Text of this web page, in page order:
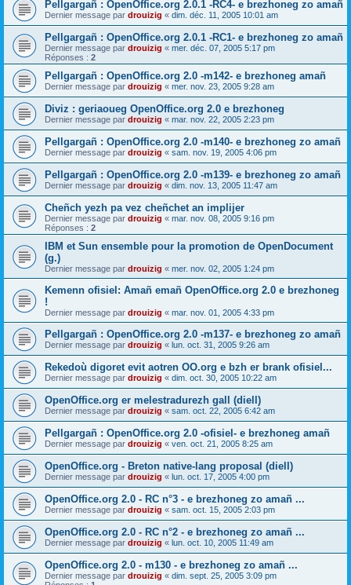
Pellgargañ : OpenOffice.org 2.0.1 -RC4- e brezhoneg zo amañ
Dernier message par drouizig « dim. déc. 11, 2005 10:01 am
Pellgargañ : OpenOffice.org 2.0.1 -RC1- e brezhoneg zo amañ
Dernier message par drouizig « mer. déc. 07, 2005 5:17 pm
Réponses : 2
Pellgargañ : OpenOffice.org 2.0 -m142- e brezhoneg amañ
Dernier message par drouizig « mer. nov. 23, 2005 9:28 am
Diviz : geriaoueg OpenOffice.org 2.0 e brezhoneg
Dernier message par drouizig « mar. nov. 22, 2005 2:23 pm
Pellgargañ : OpenOffice.org 2.0 -m140- e brezhoneg zo amañ
Dernier message par drouizig « sam. nov. 19, 2005 4:06 pm
Pellgargañ : OpenOffice.org 2.0 -m139- e brezhoneg zo amañ
Dernier message par drouizig « dim. nov. 13, 2005 11:47 am
Cheñch yezh pa vez cheñchet an implijer
Dernier message par drouizig « mar. nov. 08, 2005 9:16 pm
Réponses : 2
IBM et Sun ensemble pour la promotion de OpenDocument
(g.)
Dernier message par drouizig « mer. nov. 02, 2005 1:24 pm
Kemenn ofisiel: Amañ emañ OpenOffice.org 2.0 e brezhoneg
!
Dernier message par drouizig « mar. nov. 01, 2005 4:33 pm
Pellgargañ : OpenOffice.org 2.0 -m137- e brezhoneg zo amañ
Dernier message par drouizig « lun. oct. 31, 2005 9:26 am
Rekedoù digoret evit aotren OO.org e bzh er brank ofisiel...
Dernier message par drouizig « dim. oct. 30, 2005 10:22 am
OpenOffice.org er melestradurezh gall (diell)
Dernier message par drouizig « sam. oct. 22, 2005 6:42 am
Pellgargañ : OpenOffice.org 2.0 -ofisiel- e brezhoneg amañ
Dernier message par drouizig « ven. oct. 21, 2005 8:25 am
OpenOffice.org - Breton native-lang proposal (diell)
Dernier message par drouizig « lun. oct. 17, 2005 4:00 pm
OpenOffice.org 2.0 - RC n°3 - e brezhoneg zo amañ ...
Dernier message par drouizig « sam. oct. 15, 2005 2:03 pm
OpenOffice.org 2.0 - RC n°2 - e brezhoneg zo amañ ...
Dernier message par drouizig « lun. oct. 10, 2005 11:49 am
OpenOffice.org 2.0 - m130 - e brezhoneg zo amañ ...
Dernier message par drouizig « dim. sept. 25, 2005 3:09 pm